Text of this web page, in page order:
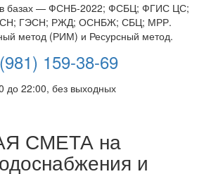
в базах — ФСНБ-2022; ФСБЦ; ФГИС ЦС;
ГЭСН; РЖД; ОСНБЖ; СБЦ; МРР.
метод (РИМ) и Ресурсный метод.
159-38-69
до 22:00, без выходных
СМЕТА на
и